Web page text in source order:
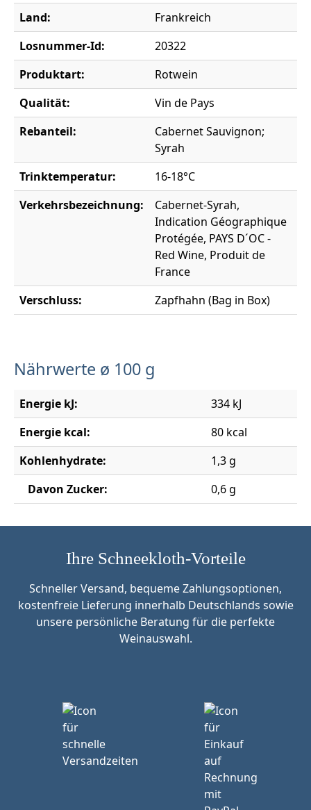
Land:
Frankreich
Losnummer-Id:
20322
Produktart:
Rotwein
Qualität:
Vin de Pays
Rebanteil:
Cabernet Sauvignon;
Syrah
Trinktemperatur:
16-18°C
Verkehrsbezeichnung:
Cabernet-Syrah,
Indication Géographique
Protégée, PAYS D´OC -
Red Wine, Produit de
France
Verschluss:
Zapfhahn (Bag in Box)
Nährwerte ø 100 g
Energie kJ:
334 kJ
Energie kcal:
80 kcal
Kohlenhydrate:
1,3 g
Davon Zucker:
0,6 g
Ihre Schneekloth-Vorteile
Schneller Versand, bequeme Zahlungsoptionen,
kostenfreie Lieferung innerhalb Deutschlands sowie
unsere persönliche Beratung für die perfekte
Weinauswahl.